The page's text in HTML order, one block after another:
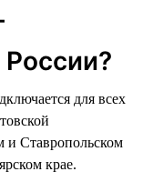
России?
для всех
и Ставропольском
крае.